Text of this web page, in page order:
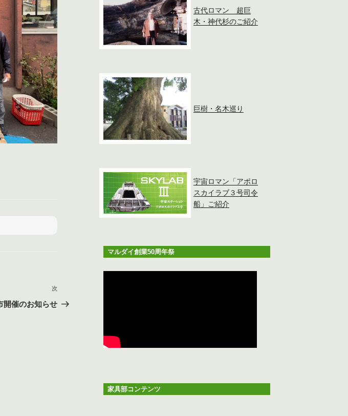
次
の
次
開催のお知らせ
古代ロマン 超巨
木・神代杉のご紹介
巨樹・名木巡り
宇宙ロマン「アポロ
スカイラブ３号司令
船」ご紹介
マルダイ創業50周年祭
家具部コンテンツ